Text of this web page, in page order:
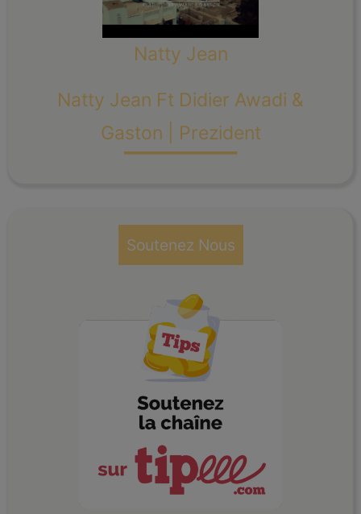
Natty Jean
Natty Jean Ft Didier Awadi &
Gaston | Prezident
_______
Soutenez Nous